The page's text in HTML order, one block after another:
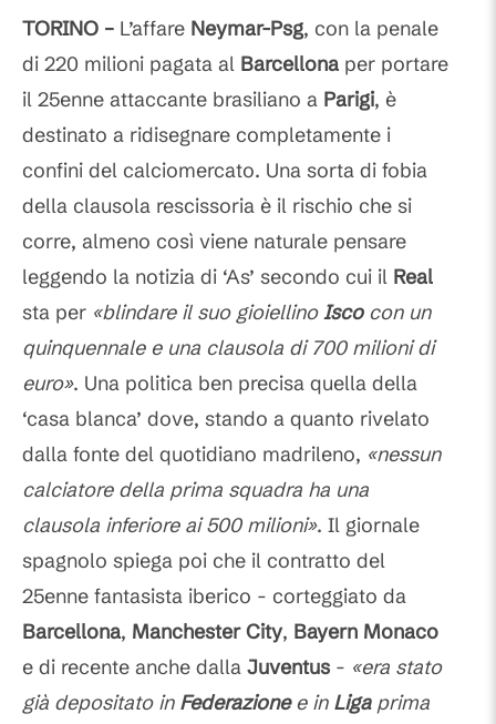
TORINO – L’affare Neymar-Psg, con la penale
di 220 milioni pagata al Barcellona per portare
il 25enne attaccante brasiliano a Parigi, è
destinato a ridisegnare completamente i
confini del calciomercato. Una sorta di fobia
della clausola rescissoria è il rischio che si
corre, almeno così viene naturale pensare
leggendo la notizia di ‘As’ secondo cui il Real
sta per «blindare il suo gioiellinoIsco con un
quinquennale e una clausola di 700 milioni di
euro». Una politica ben precisa quella della
‘casa blanca’ dove, stando a quanto rivelato
dalla fonte del quotidiano madrileno, «nessun
calciatore della prima squadra ha una
clausola inferiore ai 500 milioni». Il giornale
spagnolo spiega poi che il contratto del
25enne fantasista iberico - corteggiato da
Barcellona, Manchester City, Bayern Monaco
e di recente anche dalla Juventus - «era stato
già depositato in Federazione e in Liga prima